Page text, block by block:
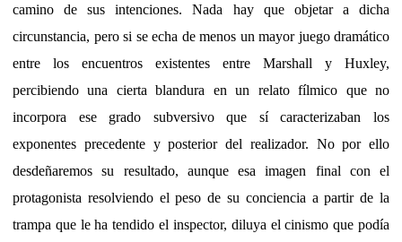
camino de sus intenciones. Nada hay que objetar a dicha
circunstancia, pero si se echa de menos un mayor juego dramático
entre los encuentros existentes entre Marshall y Huxley,
percibiendo una cierta blandura en un relato fílmico que no
incorpora ese grado subversivo que sí caracterizaban los
exponentes precedente y posterior del realizador. No por ello
desdeñaremos su resultado, aunque esa imagen final con el
protagonista resolviendo el peso de su conciencia a partir de la
trampa que le ha tendido el inspector, diluya el cinismo que podía